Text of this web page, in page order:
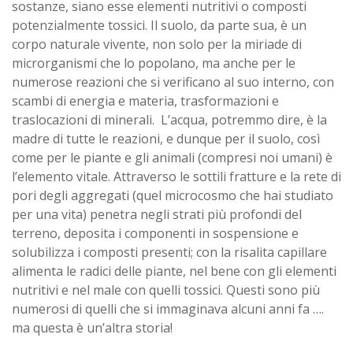
sostanze, siano esse elementi nutritivi o composti
potenzialmente tossici. Il suolo, da parte sua, è un
corpo naturale vivente, non solo per la miriade di
microrganismi che lo popolano, ma anche per le
numerose reazioni che si verificano al suo interno, con
scambi di energia e materia, trasformazioni e
traslocazioni di minerali. L’acqua, potremmo dire, è la
madre di tutte le reazioni, e dunque per il suolo, così
come per le piante e gli animali (compresi noi umani) è
l’elemento vitale. Attraverso le sottili fratture e la rete di
pori degli aggregati (quel microcosmo che hai studiato
per una vita) penetra negli strati più profondi del
terreno, deposita i componenti in sospensione e
solubilizza i composti presenti; con la risalita capillare
alimenta le radici delle piante, nel bene con gli elementi
nutritivi e nel male con quelli tossici. Questi sono più
numerosi di quelli che si immaginava alcuni anni fa ….
ma questa è un’altra storia!